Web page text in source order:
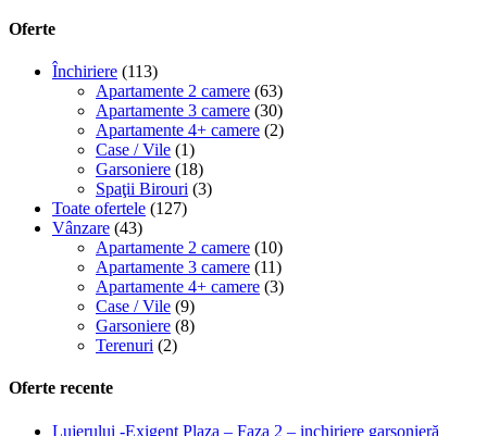
Oferte
Închiriere (113)
Apartamente 2 camere (63)
Apartamente 3 camere (30)
Apartamente 4+ camere (2)
Case / Vile (1)
Garsoniere (18)
Spaţii Birouri (3)
Toate ofertele (127)
Vânzare (43)
Apartamente 2 camere (10)
Apartamente 3 camere (11)
Apartamente 4+ camere (3)
Case / Vile (9)
Garsoniere (8)
Terenuri (2)
Oferte recente
Lujerului -Exigent Plaza – Faza 2 – inchiriere garsonieră